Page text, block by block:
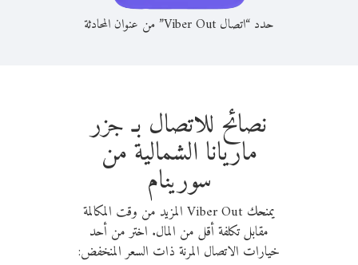
حدد “اتصال Viber Out” من عنوان المحادثة
نصائح للاتصال بـ جزر
ماريانا الشمالية من
سورينام
يمنحك Viber Out المزيد من وقت المكالمة
مقابل تكلفة أقل من المال. اختر من أحد
خيارات الاتصال المرنة ذات السعر المنخفض: